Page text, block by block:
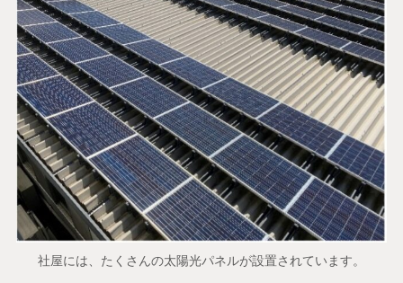
社屋には、たくさんの太陽光パネルが設置されています。